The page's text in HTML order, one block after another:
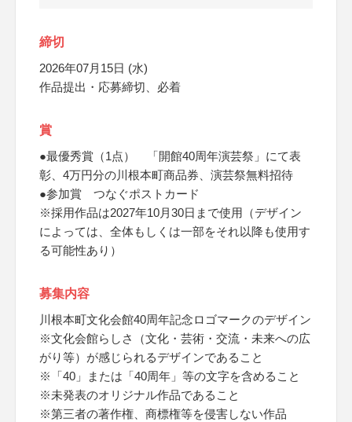
締切
2026年07月15日 (水)
作品提出・応募締切、必着
賞
●最優秀賞（1点） 「開館40周年演芸祭」にて表
彰、4万円分の川根本町商品券、演芸祭無料招待
●参加賞 つなぐポストカード
※採用作品は2027年10月30日まで使用（デザイン
によっては、全体もしくは一部をそれ以降も使用す
る可能性あり）
募集内容
川根本町文化会館40周年記念ロゴマークのデザイン
※文化会館らしさ（文化・芸術・交流・未来への広
がり等）が感じられるデザインであること
※「40」または「40周年」等の文字を含めること
※未発表のオリジナル作品であること
※第三者の著作権、商標権等を侵害しない作品